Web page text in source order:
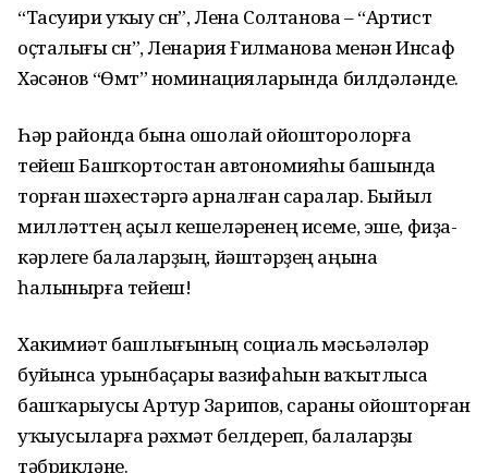
“Тасуири уҡыу өсөн”, Лена Солтанова – “Артист
оҫталығы өсөн”, Ленария Ғилманова менән Инсаф
Хәсәнов “Өмөт” номинацияларында билдә­ләнде.
Һәр районда бына ошолай ойошторолорға
тейеш Башҡорт­остан автономияһы башында
торған шәхестәргә арналған саралар. Быйыл
милләттең аҫыл кешеләренең исеме, эше, фиҙа­
кәрлеге балаларҙың, йәштәрҙең аңына
һалынырға тейеш!
Хакимиәт башлығының социаль мәсьәләләр
буйынса урын­баҫары вазифаһын ваҡытлыса
башҡа­рыусы Артур Зарипов, сараны ойошторған
уҡыусыларға рәхмәт белдереп, балаларҙы
тәбрикләне.